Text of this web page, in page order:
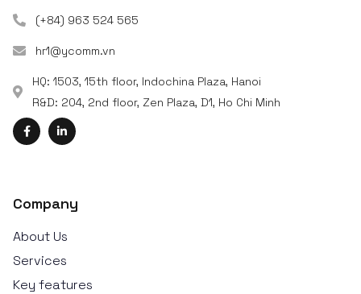
(+84) 963 524 565
hr1@ycomm.vn
HQ: 1503, 15th floor, Indochina Plaza, Hanoi
R&D: 204, 2nd floor, Zen Plaza, D1, Ho Chi Minh
Company
About Us
Services
Key features